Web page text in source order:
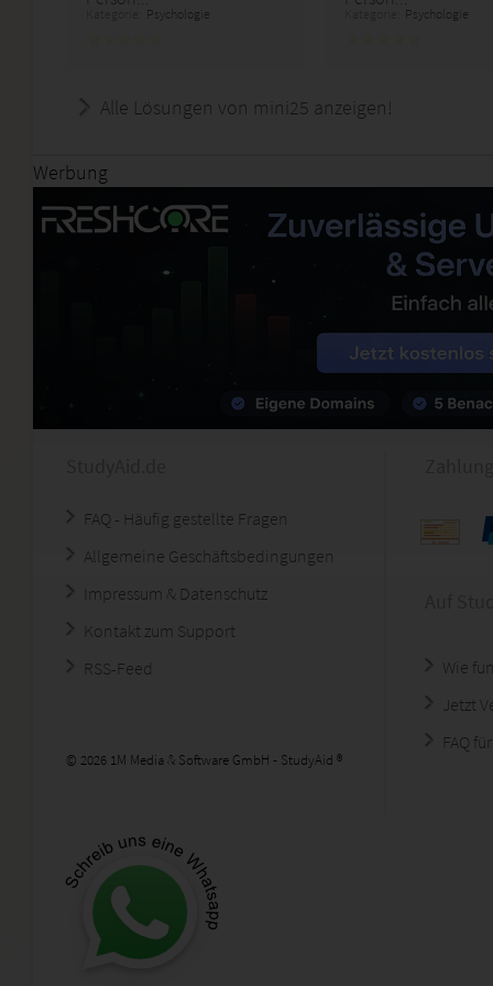
Psychologie Psychologie
Alle Lösungen von mini25 anzeigen!
Werbung
FAQ - Häufig gestellte Fragen
Allgemeine Geschäftsbedingungen
Impressum & Datenschutz
Kontakt zum Support
RSS-Feed
© 2026 1M Media & Software GmbH - StudyAid ®
Wie
Jetzt
FAQ